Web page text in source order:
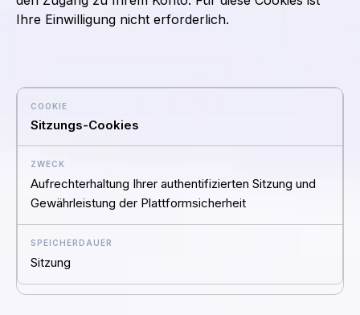
Ihre Einwilligung nicht erforderlich.
Sitzungs-Cookies
Aufrechterhaltung Ihrer authentifizierten Sitzung und
Gewährleistung der Plattformsicherheit
Sitzung